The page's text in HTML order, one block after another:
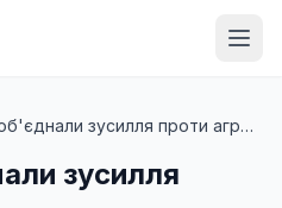
Рієлтори об'єднали зусилля проти агресора
зусилля